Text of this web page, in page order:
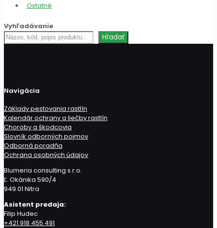
Ostatné
Vyhľadávanie
Hľadať
produkt
Hľadať
Navigácia
Základy pestovania rastlín
Kalendár ochrany a liečby rastlín
Choroby a škodcovia
Slovník odborných pojmov
Odborná poradňa
Ochrana osobných údajov
Blumeria consulting s.r.o.
Ľ. Okánika 590/4
949 01 Nitra
Asistent predaja:
Filip Hudec
+421 918 455 491